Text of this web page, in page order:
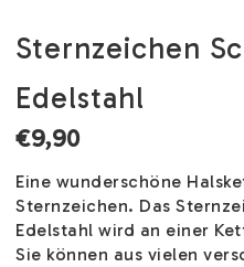
Sternzeichen
Edelstahl
€9,90
Eine wunderschöne
Sternzeichen. Das
Edelstahl wird an einer
Sie können aus vielen